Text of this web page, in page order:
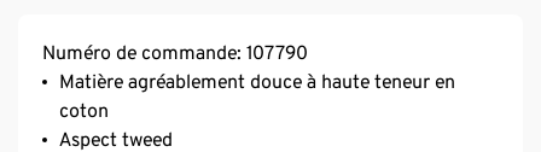
Numéro de commande: 107790
Matière agréablement douce à haute teneur en
coton
Aspect tweed